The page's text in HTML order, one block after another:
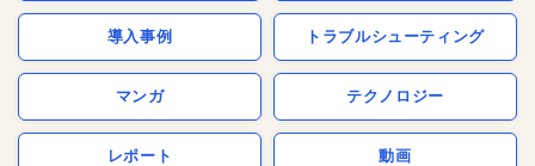
導入事例 トラブルシューティング
マンガ テクノロジー
レポート 動画